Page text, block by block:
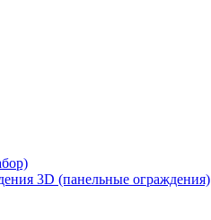
3D (панельные ограждения)